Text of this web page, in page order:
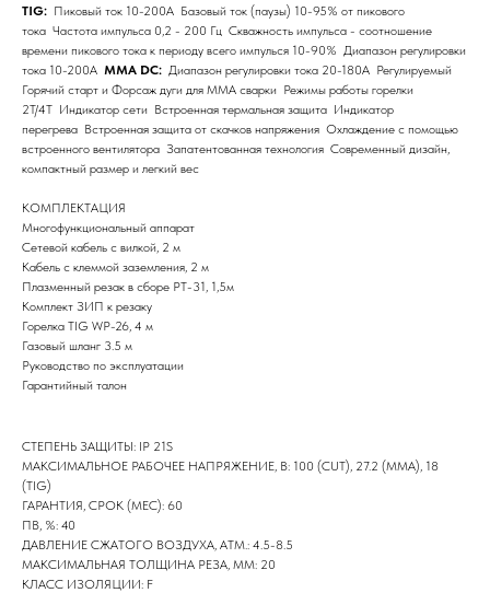
TIG: Пиковый ток 10-200А Базовый ток (паузы) 10-95% от пикового
тока Частота импульса 0,2 - 200 Гц Скважность импульса - соотношение
времени пикового тока к периоду всего импулься 10-90% Диапазон регулировки
тока 10-200А MMA DC: Диапазон регулировки тока 20-180А Регулируемый
Горячий старт и Форсаж дуги для MMA сварки Режимы работы горелки
2Т/4Т Индикатор сети Встроенная термальная защита Индикатор
перегрева Встроенная защита от скачков напряжения Охлаждение с помощью
встроенного вентилятора Запатентованная технология Современный дизайн,
компактный размер и легкий вес
КОМПЛЕКТАЦИЯ
Многофункциональный аппарат
Сетевой кабель с вилкой, 2 м
Кабель с клеммой заземления, 2 м
Плазменный резак в сборе PT-31, 1,5м
Комплект ЗИП к резаку
Горелка TIG WP-26, 4 м
Газовый шланг 3.5 м
Руководство по эксплуатации
Гарантийный талон
СТЕПЕНЬ ЗАЩИТЫ: IP 21S
МАКСИМАЛЬНОЕ РАБОЧЕЕ НАПРЯЖЕНИЕ, В: 100 (CUT), 27.2 (MMA), 18
(TIG)
ГАРАНТИЯ, СРОК (МЕС): 60
ПВ, %: 40
ДАВЛЕНИЕ СЖАТОГО ВОЗДУХА, АТМ.: 4.5-8.5
МАКСИМАЛЬНАЯ ТОЛЩИНА РЕЗА, ММ: 20
КЛАСС ИЗОЛЯЦИИ: F
Партнеры компании